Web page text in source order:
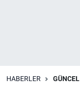
HABERLER GÜNCEL